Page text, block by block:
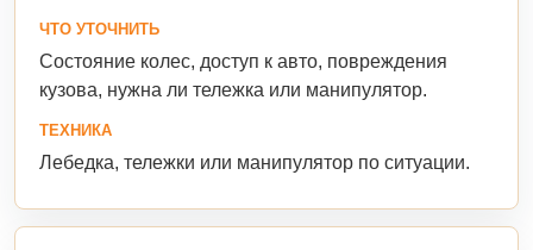
ЧТО УТОЧНИТЬ
Состояние колес, доступ к авто, повреждения
кузова, нужна ли тележка или манипулятор.
ТЕХНИКА
Лебедка, тележки или манипулятор по ситуации.